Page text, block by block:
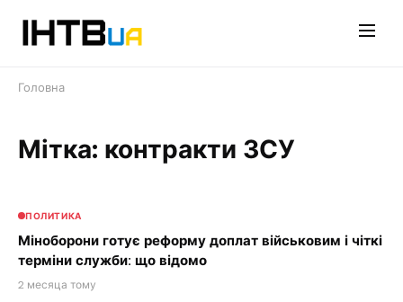
Головна
Мітка: контракти ЗСУ
ПОЛИТИКА
Міноборони готує реформу доплат військовим і чіткі
терміни служби: що відомо
2 месяца тому